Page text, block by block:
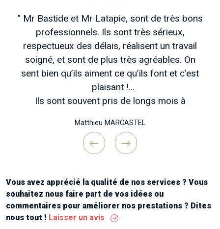
" Mr Bastide et Mr Latapie, sont de très bons
professionnels. Ils sont très sérieux,
respectueux des délais, réalisent un travail
soigné, et sont de plus très agréables. On
sent bien qu’ils aiment ce qu’ils font et c’est
plaisant !
Ils sont souvent pris de longs mois à
vous voulez des travaux bien réfléchis en
amont , un chantier bien tenu et une belle
réalisation finale !
Matthieu MARCASTEL
PreviousNext
Vous avez apprécié la qualité de nos services ? Vous
souhaitez nous faire part de vos idées ou
commentaires pour améliorer nos prestations ? Dites
nous tout ! Laisser un avis